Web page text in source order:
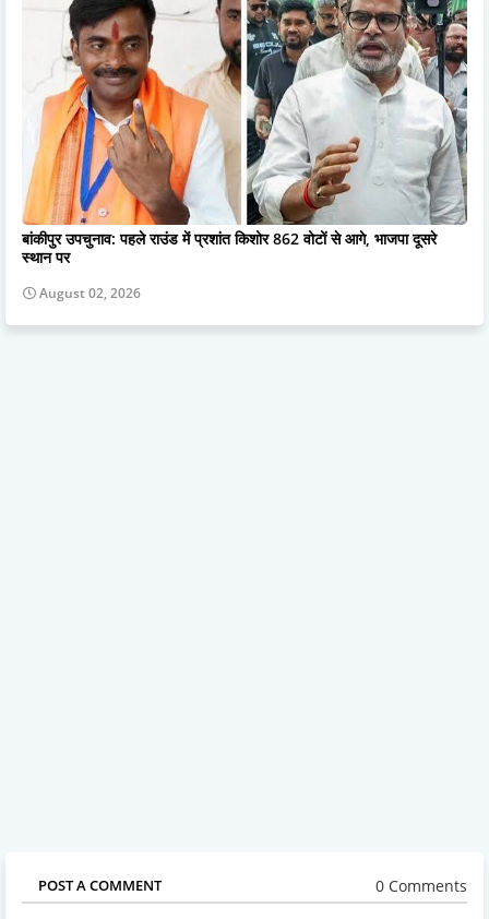
बांकीपुर उपचुनाव: पहले राउंड में प्रशांत किशोर 862 वोटों से आगे, भाजपा दूसरे
स्थान पर
August 02, 2026
POST A COMMENT 0 Comments